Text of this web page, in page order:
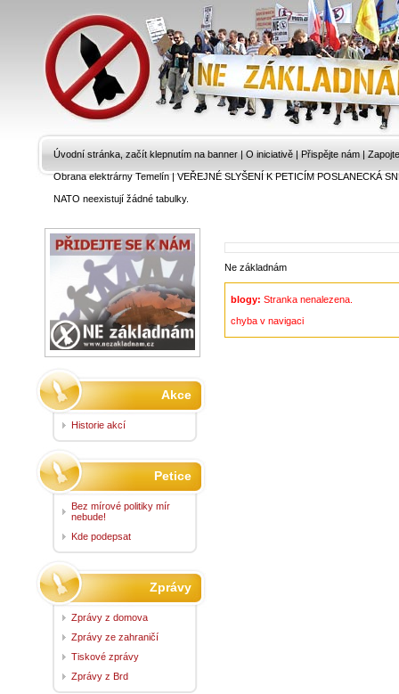
Úvodní stránka, začít klepnutím na banner | O iniciativě | Přispějte nám |
Obrana elektrárny Temelín|VEŘEJNÉ SLYŠENÍ K PETICÍM POSLANECKÁ
NATO neexistují žádné tabulky.
Ne základnám
blogy: Stranka nenalezena.
chyba v navigaci
Akce
Historie akcí
Petice
Bez mírové politiky mír
nebude!
Kde podepsat
Zprávy
Zprávy z domova
Zprávy ze zahraničí
Tiskové zprávy
Zprávy z Brd